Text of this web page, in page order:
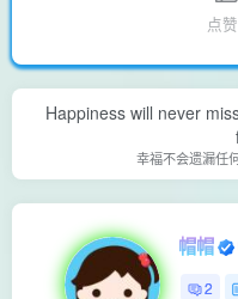
点赞
Happiness will never
幸福不会遗漏任
帽帽
2